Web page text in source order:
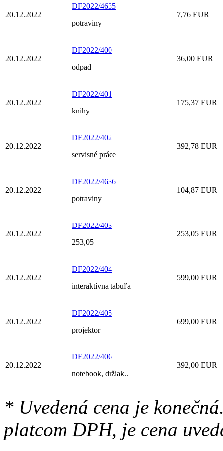
20.12.2022
DF2022/4635
potraviny
7,76 EUR
20.12.2022
DF2022/400
odpad
36,00 EUR
20.12.2022
DF2022/401
knihy
175,37 EUR
20.12.2022
DF2022/402
servisné práce
392,78 EUR
20.12.2022
DF2022/4636
potraviny
104,87 EUR
20.12.2022
DF2022/403
253,05
253,05 EUR
20.12.2022
DF2022/404
interaktívna tabuľa
599,00 EUR
20.12.2022
DF2022/405
projektor
699,00 EUR
20.12.2022
DF2022/406
notebook, držiak..
392,00 EUR
* Uvedená cena je
platcom DPH, je cena